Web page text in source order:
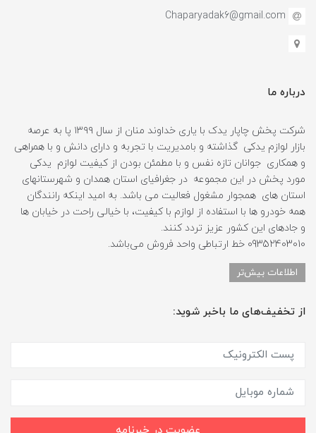
Chaparyadak6@gmail.com
درباره ما
شرکت پخش چاپار یدک با یاری خداوند منان از سال ۱۳۹۹ پا به عرصه
بازار لوازم یدکی گذاشته و بامدیریت با تجربه و دارای دانش و با همراهی
و همکاری جوانان تازه نفس و با مطمئن بودن از کیفیت لوازم یدکی
مورد پخش در این مجموعه در جغرافیای استان همدان و شهرستانهای
استان های همجوار مشغول فعالیت می باشد. به امید اینکه رانندگان
همه خودرو ها با استفاده از لوازم با کیفیت، با خیالی راحت در خیابان ها
و جادهای این کشور عزیز تردد کنند.
09352403010 خط ارتباطی واحد فروش می‌باشد.
اطلاعات بیش‌تر
از تخفیف‌های ما باخبر شوید: